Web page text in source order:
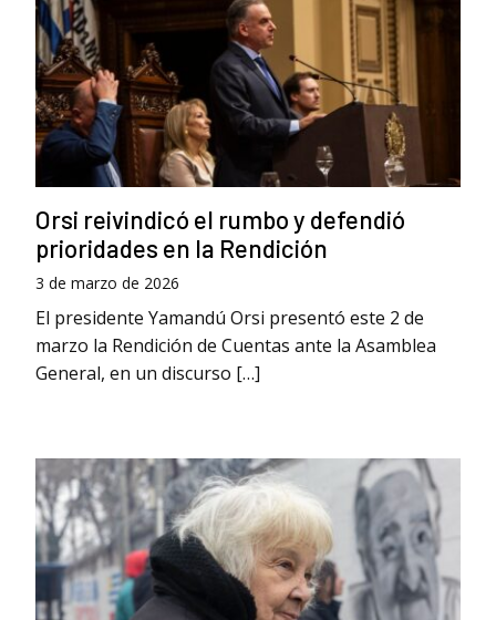
Orsi reivindicó el rumbo y defendió
prioridades en la Rendición
3 de marzo de 2026
El presidente Yamandú Orsi presentó este 2 de
marzo la Rendición de Cuentas ante la Asamblea
General, en un discurso […]